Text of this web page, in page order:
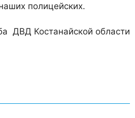
полицейских.
ДВД Костанайской области